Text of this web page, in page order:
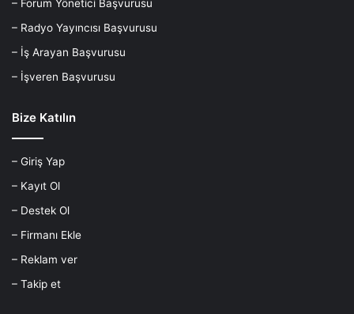
– Forum Yönetici Başvurusu
– Radyo Yayıncısı Başvurusu
– İş Arayan Başvurusu
– İşveren Başvurusu
Bize Katılın
– Giriş Yap
– Kayıt Ol
– Destek Ol
– Firmanı Ekle
– Reklam ver
– Takip et